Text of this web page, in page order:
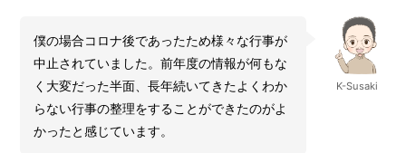
K-Susaki
僕の場合コロナ後であったため様々な行事が
中止されていました。前年度の情報が何もな
く大変だった半面、長年続いてきたよくわか
らない行事の整理をすることができたのがよ
かったと感じています。